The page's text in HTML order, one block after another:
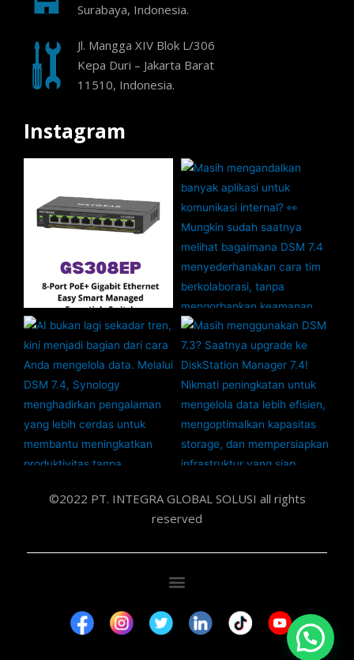
Surabaya, Indonesia.
Jl. Mangga XIV Blok L/306
Kepa Duri – Jakarta Barat
11510, Indonesia.
Instagram
©2022 PT. INTEGRA GLOBAL SOLUSI all rights
reserved